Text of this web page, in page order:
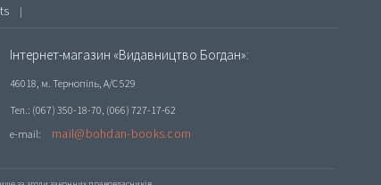
|
Інтернет-магазин «Видавництво Богдан»:
46018, м. Тернопіль, А/С 529
Тел.: (067) 350-18-70, (066) 727-17-62
e-mail:
mail@bohdan-books.com